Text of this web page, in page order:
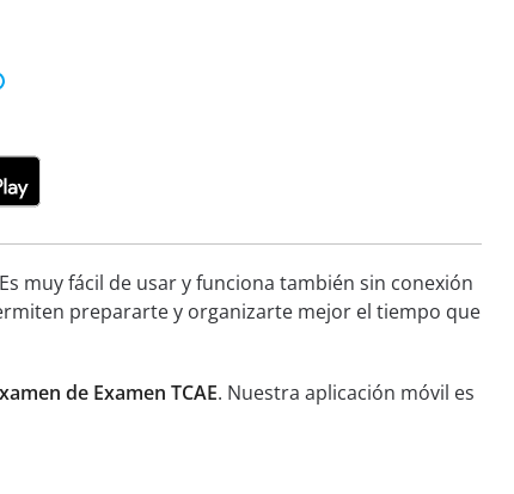
muy fácil de usar y funciona también sin conexión
prepararte y organizarte mejor el tiempo que
de Examen TCAE. Nuestra aplicación móvil es